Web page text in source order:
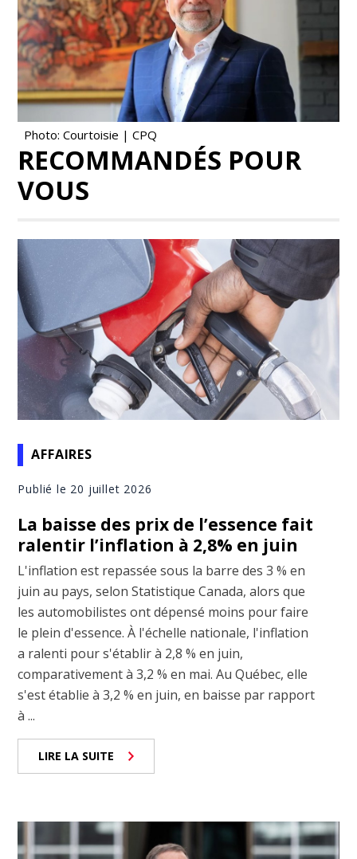
Photo: Courtoisie | CPQ
RECOMMANDÉS POUR
VOUS
AFFAIRES
Publié le 20 juillet 2026
La baisse des prix de l’essence fait
ralentir l’inflation à 2,8% en juin
L'inflation est repassée sous la barre des 3 % en
juin au pays, selon Statistique Canada, alors que
les automobilistes ont dépensé moins pour faire
le plein d'essence. À l'échelle nationale, l'inflation
a ralenti pour s'établir à 2,8 % en juin,
comparativement à 3,2 % en mai. Au Québec, elle
s'est établie à 3,2 % en juin, en baisse par rapport
à ...
LIRE LA SUITE